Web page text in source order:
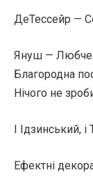
ДеТессейр —
Януш —
Благородна
Нічого не
І Ідзинський, і
Ефектні